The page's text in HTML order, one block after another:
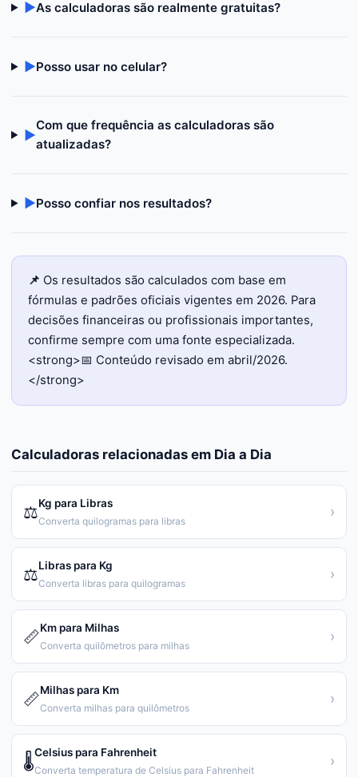
▶As calculadoras são realmente gratuitas?
▶Posso usar no celular?
▶
Com que frequência as calculadoras são
atualizadas?
▶Posso confiar nos resultados?
📌 Os resultados são calculados com base em
fórmulas e padrões oficiais vigentes em 2026. Para
decisões financeiras ou profissionais importantes,
confirme sempre com uma fonte especializada.
<strong>📅 Conteúdo revisado em abril/2026.
</strong>
Calculadoras relacionadas em Dia a Dia
⚖️Kg para Libras
Converta quilogramas para libras
›
⚖️Libras para Kg
Converta libras para quilogramas
›
📏Km para Milhas
Converta quilômetros para milhas
›
📏Milhas para Km
Converta milhas para quilômetros
›
🌡️Celsius para Fahrenheit
Converta temperatura de Celsius para Fahrenheit
›